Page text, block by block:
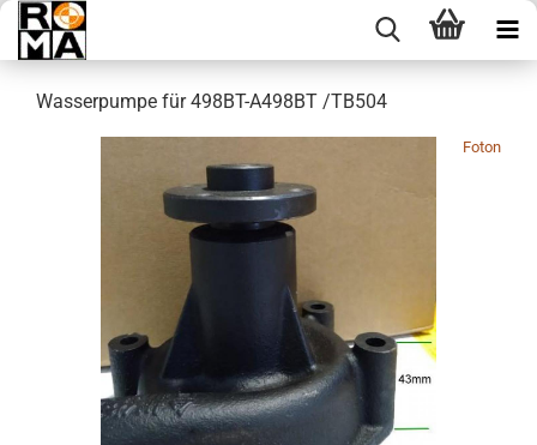
Wasserpumpe für 498BT-A498BT /TB504
Foton